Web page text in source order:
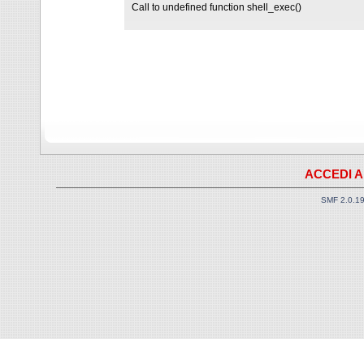
Call to undefined function shell_exec()
ACCEDI
SMF 2.0.19